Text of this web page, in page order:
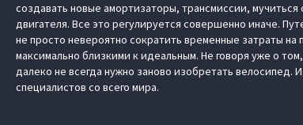
создавать новые амортизаторы, трансмиссии, мучиться
двигателя. Все это регулируется совершенно иначе.
не просто невероятно сократить временные затраты
максимально близкими к идеальным. Не говоря уже о
далеко не всегда нужно заново изобретать
специалистов со всего мира.